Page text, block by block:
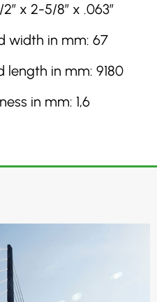
2″ x 2-5/8″ x .063″
width in mm: 67
length in mm: 9180
in mm: 1,6